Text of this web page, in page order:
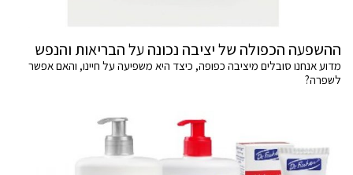
ההשפעה הכפולה של יציבה נכונה על הבריאות והנפש
מדוע אנחנו סובלים מיציבה כפופה, כיצד היא משפיעה על חיינו, והאם אפשר
לשפרה?